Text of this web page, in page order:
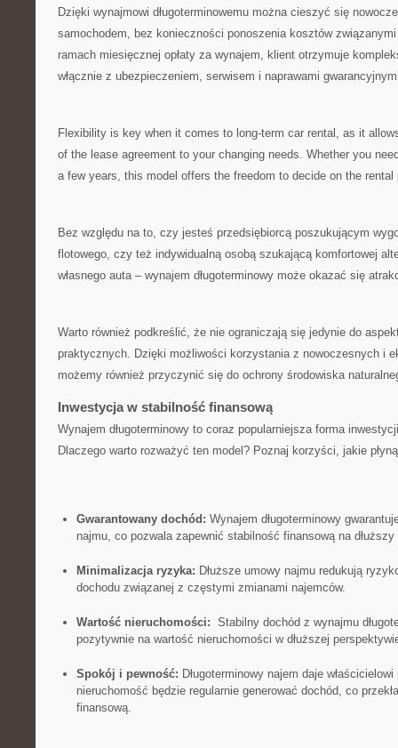
Dzięki ‍wynajmowi długoterminowemu można cieszyć ​się
samochodem,⁢ bez konieczności ponoszenia kosztów
ramach miesięcznej opłaty za wynajem, klient⁣ otrzymuje
włącznie z ubezpieczeniem, serwisem i naprawami
Flexibility is key when it comes to long-term car rental, as it
of the lease agreement to your changing needs. Whether you
a few years, this model offers the freedom to decide on the
Bez względu na to,‌ czy jesteś przedsiębiorcą poszukującym
flotowego, czy też indywidualną osobą szukającą komfortowej
własnego ‍auta – wynajem długoterminowy może okazać się
Warto również podkreślić, że nie ograniczają się ⁤jedynie do
praktycznych. Dzięki możliwości korzystania⁣ z nowoczesnych i
możemy również przyczynić się ‍do ochrony środowiska
Inwestycja w stabilność finansową
Wynajem długoterminowy to coraz‍ popularniejsza forma
Dlaczego warto rozważyć ten model? Poznaj korzyści, jakie
Gwarantowany dochód: Wynajem długoterminowy
najmu, co pozwala zapewnić⁢ stabilność⁢ finansową na
Minimalizacja ryzyka: Dłuższe umowy najmu redukują
dochodu związanej z częstymi zmianami najemców.
Wartość nieruchomości:
Stabilny dochód z wynajmu
pozytywnie na ⁣wartość​ nieruchomości w ‌dłuższej‌
Spokój i pewność: Długoterminowy najem daje
nieruchomość ‍będzie regularnie generować dochód, co
finansową.